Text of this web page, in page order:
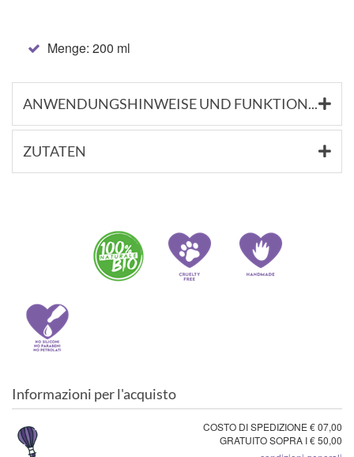
Menge: 200 ml
ANWENDUNGSHINWEISE UND FUNKTIONSSTOFFE
ZUTATEN
Informazioni per l'acquisto
COSTO DI SPEDIZIONE € 07,00
GRATUITO SOPRA I € 50,00